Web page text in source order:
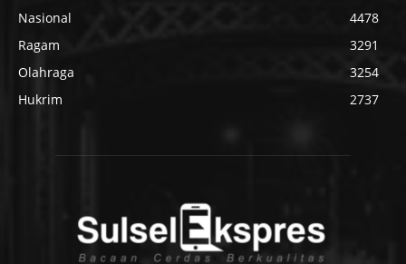
Nasional
4478
Ragam
3291
Olahraga
3254
Hukrim
2737